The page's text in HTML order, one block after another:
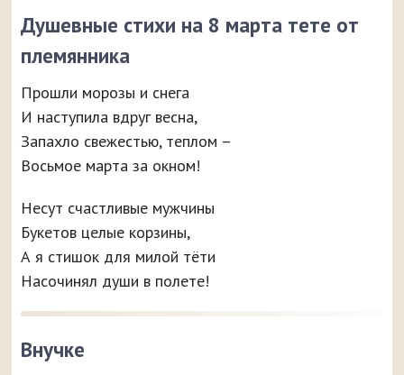
Душевные стихи на 8 марта тете от
племянника
Прошли морозы и снега
И наступила вдруг весна,
Запахло свежестью, теплом –
Восьмое марта за окном!
Несут счастливые мужчины
Букетов целые корзины,
А я стишок для милой тёти
Насочинял души в полете!
Внучке